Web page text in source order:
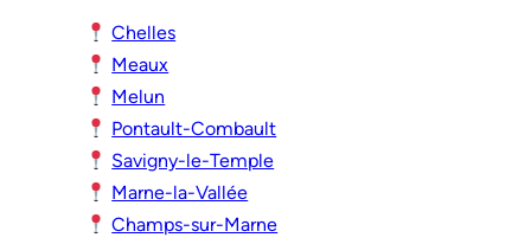
Chelles
Meaux
Melun
Pontault-Combault
Savigny-le-Temple
Marne-la-Vallée
Champs-sur-Marne